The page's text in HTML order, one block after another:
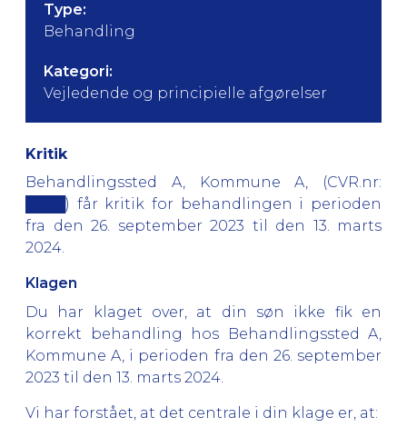
Type:
Behandling
Kategori:
Vejledende og principielle afgørelser
Kritik
Behandlingssted A, Kommune A, (CVR.nr:
████) får kritik for behandlingen i perioden
fra den 26. september 2023 til den 13. marts
2024.
Klagen
Du har klaget over, at din søn ikke fik en
korrekt behandling hos Behandlingssted A,
Kommune A, i perioden fra den 26. september
2023 til den 13. marts 2024.
Vi har forstået, at det centrale i din klage er, at: